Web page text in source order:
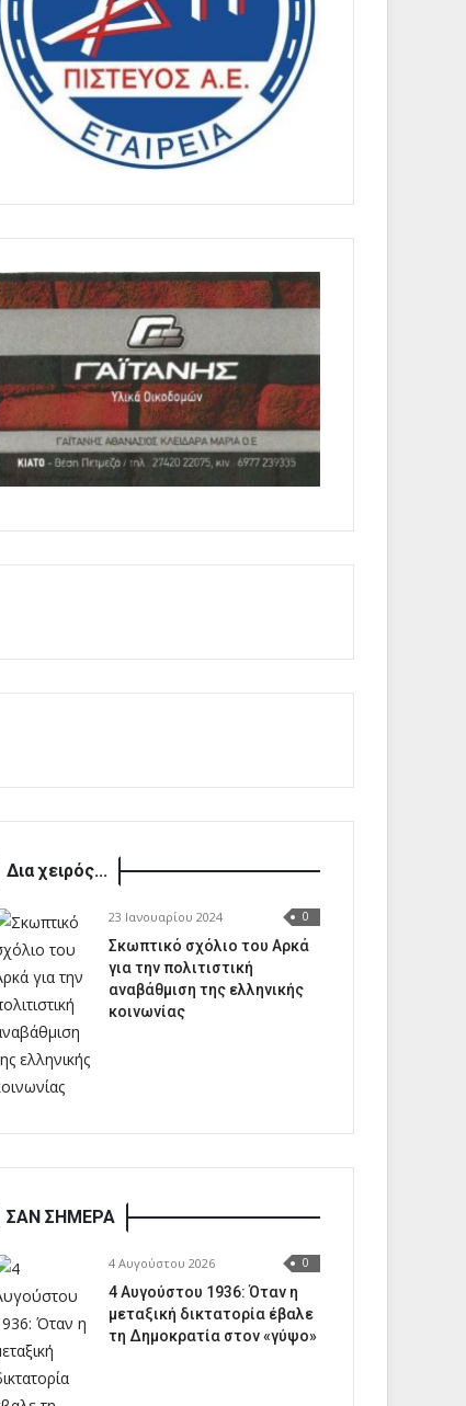
Δια χειρός...
23 Ιανουαρίου 2024 0
Σκωπτικό σχόλιο του Αρκά
για την πολιτιστική
αναβάθμιση της ελληνικής
κοινωνίας
ΣΑΝ ΣΗΜΕΡΑ
4 Αυγούστου 2026 0
4 Αυγούστου 1936: Όταν η
μεταξική δικτατορία έβαλε
τη Δημοκρατία στον «γύψο»